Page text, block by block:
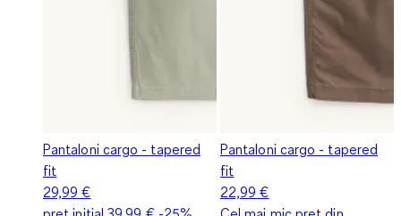
Pantaloni cargo - tapered
fit
29,99 €
Pantaloni cargo - tapered
fit
22,99 €